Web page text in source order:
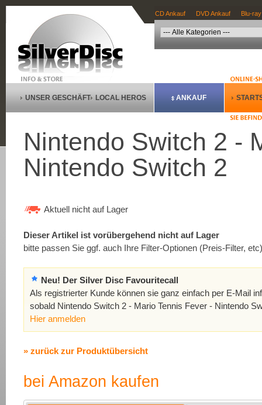
CD Ankauf DVD Ankauf Blu-
UNSER GESCHÄFT LOCAL HEROS ANKAUF
Nintendo Switch 2 -
Nintendo Switch 2
Aktuell nicht auf Lager
Dieser Artikel ist vorübergehend nicht auf Lager
bitte passen Sie ggf. auch Ihre Filter-Optionen (Preis-Filter,
Neu! Der Silver Disc Favouritecall
Als registrierter Kunde können sie ganz einfach per E-Mail
sobald Nintendo Switch 2 - Mario Tennis Fever - Nintendo
Hier anmelden
» zurück zur Produktübersicht
bei Amazon kaufen